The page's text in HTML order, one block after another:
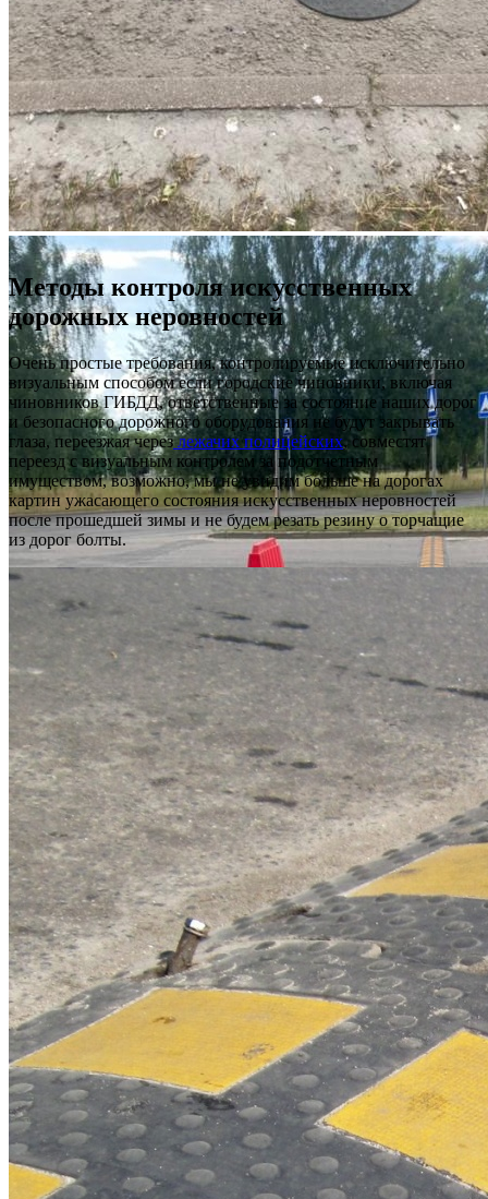
Методы контроля искусственных
дорожных неровностей
Очень простые требования, контролируемые исключительно
визуальным способом если городские чиновники, включая
чиновников ГИБДД, ответственные за состояние наших дорог
и безопасного дорожного оборудования не будут закрывать
глаза, переезжая черезлежачих полицейских, совместят
переезд с визуальным контролем за подотчетным
имуществом, возможно, мы не увидим больше на дорогах
картин ужасающего состояния искусственных неровностей
после прошедшей зимы и не будем резать резину о торчащие
из дорог болты.